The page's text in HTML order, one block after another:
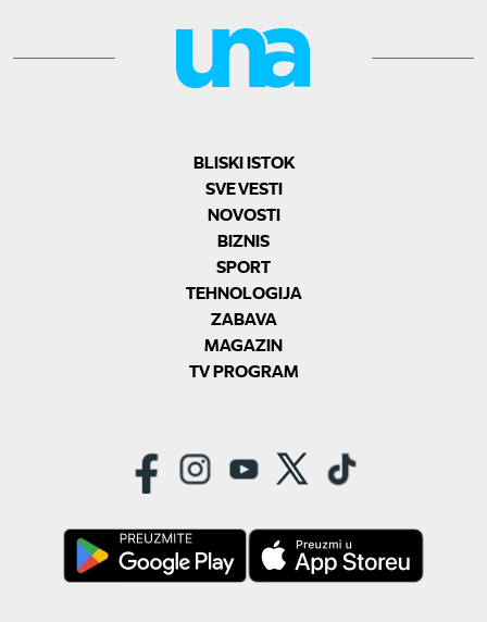
BLISKI ISTOK
SVE VESTI
NOVOSTI
BIZNIS
SPORT
TEHNOLOGIJA
ZABAVA
MAGAZIN
TV PROGRAM